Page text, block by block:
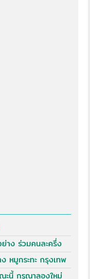
าง ร่วมคนละครึ่ง
หมูกระทะ กรุงเทพ
ณะนี้ กรุณาลองใหม่